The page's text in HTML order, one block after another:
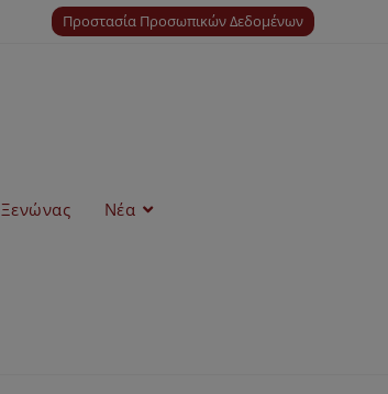
Προστασία Προσωπικών Δεδομένων
Ξενώνας Νέα